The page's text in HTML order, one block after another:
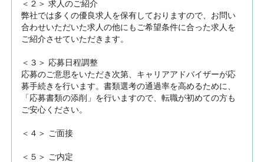
＜２＞ 求人のご紹介
弊社では多くの優良求人を保有しておりますので、お問い
合わせいただいた求人の他にもご希望条件に合った求人を
ご紹介させていただきます。
＜３＞ 応募日程調整
応募のご意思をいただき次第、キャリアアドバイザーが応
募手続きを行います。書類選考の通過率を高めるために、
「応募書類の添削」を行いますので、転職が初めての方も
ご安心ください。
＜４＞ ご面接
＜５＞ ご内定